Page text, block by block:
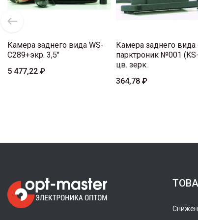
Камера заднего вида WS-
C289+экр. 3,5"
5 477,22 ₽
Камера заднего вида
парктроник №001
цв. зерк.
364,78 ₽